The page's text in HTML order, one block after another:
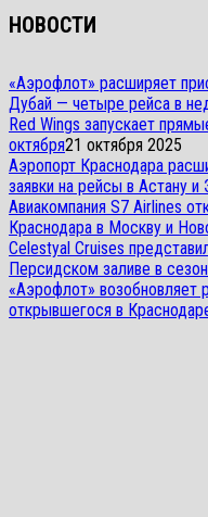
НОВОСТИ
«Аэрофлот» расширяет
Дубай — четыре рейса в
Red Wings запускает
октября21 октября 2025
Аэропорт Краснодара
заявки на рейсы в Астану и
Авиакомпания S7 Airlines
Краснодара в Москву и
Celestyal Cruises
Персидском заливе в
«Аэрофлот» возобновляет
открывшегося в